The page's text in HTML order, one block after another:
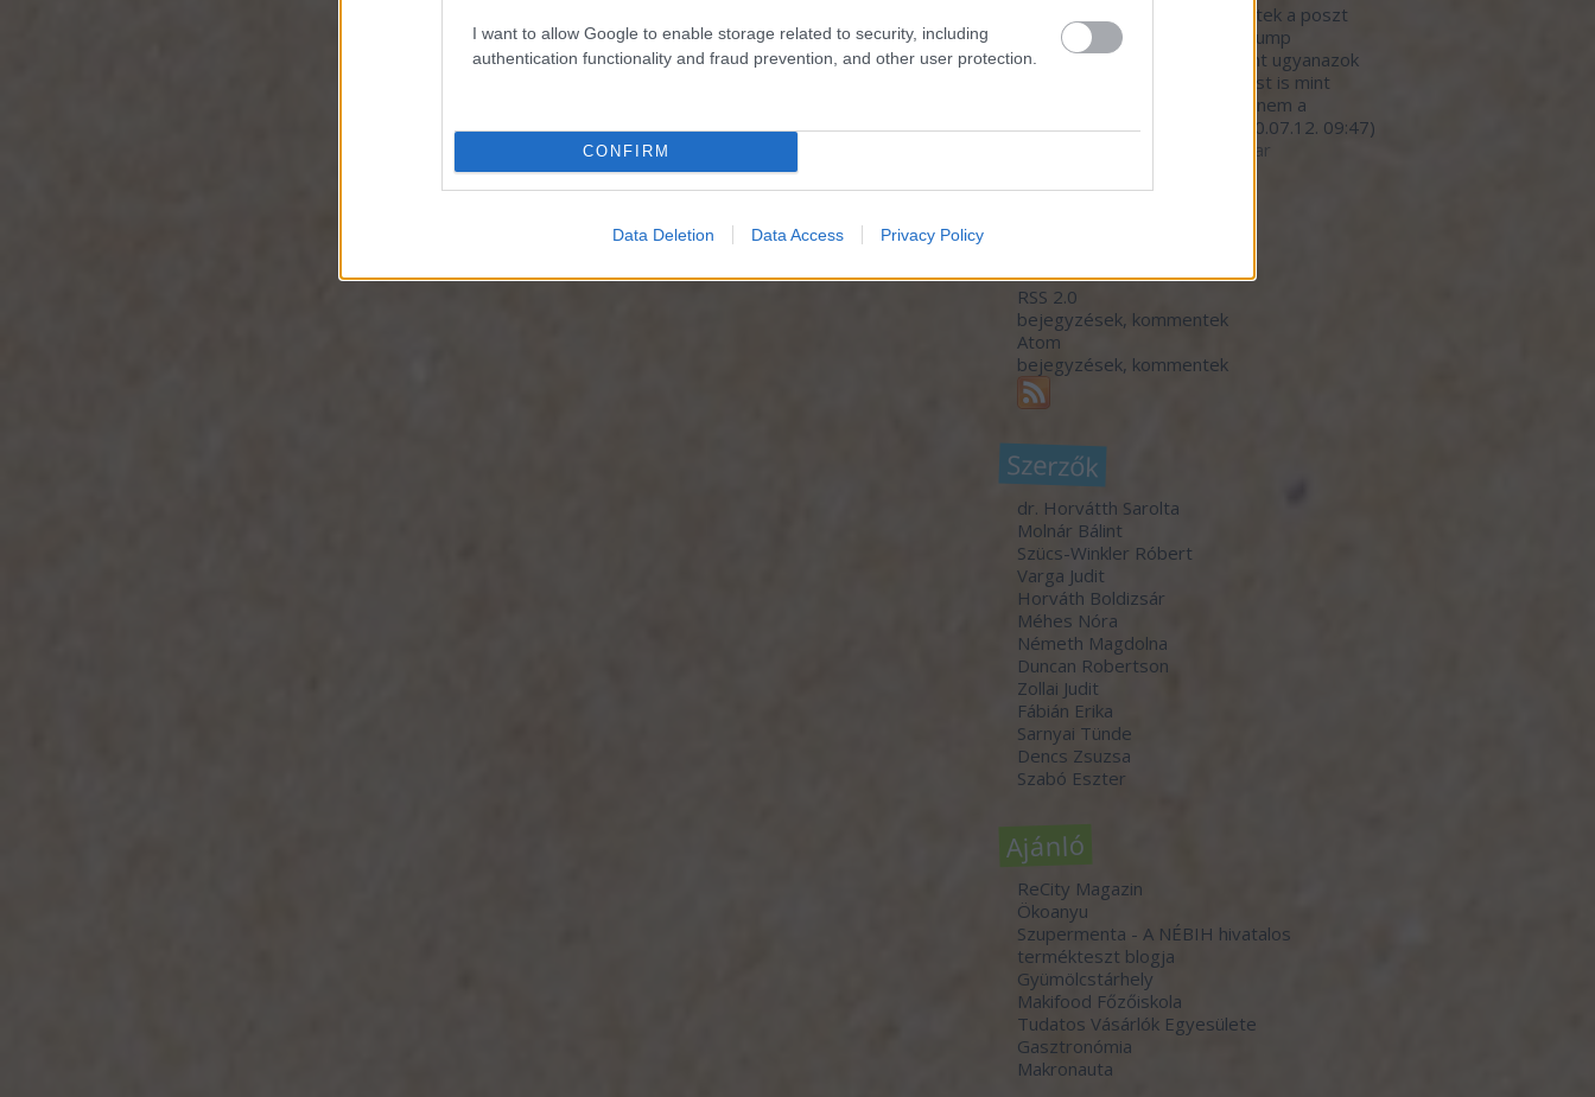
I want to allow Google to enable storage related to security, including
authentication functionality and fraud prevention, and other user protection.
CONFIRM
Data Deletion Data Access Privacy Policy
Nagy részt egyetértek a poszt
mondanivalójával, kivéve a Trump
kormányzat hibáztatását. Pont ugyanazok
az érdekkörök írányítanak most is mint
bármelyik elnök alatt. Persze nem a
gyíkemberekre gondol...
2020.07.12. 09:47)
A megbetegedő élelmiszeripar
Utolsó 20
RSS 2.0
bejegyzések, kommentek
Atom
bejegyzések, kommentek
Szerzők
dr. Horvátth Sarolta
Molnár Bálint
Szücs-Winkler Róbert
Varga Judit
Horváth Boldizsár
Méhes Nóra
Németh Magdolna
Duncan Robertson
Zollai Judit
Fábián Erika
Sarnyai Tünde
Dencs Zsuzsa
Szabó Eszter
Ajánló
ReCity Magazin
Ökoanyu
Szupermenta - A NÉBIH hivatalos
termékteszt blogja
Gyümölcstárhely
Makifood Főzőiskola
Tudatos Vásárlók Egyesülete
Gasztronómia
Makronauta